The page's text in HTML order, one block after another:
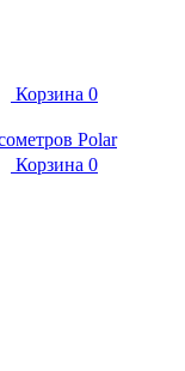
Корзина 0
Корзина 0